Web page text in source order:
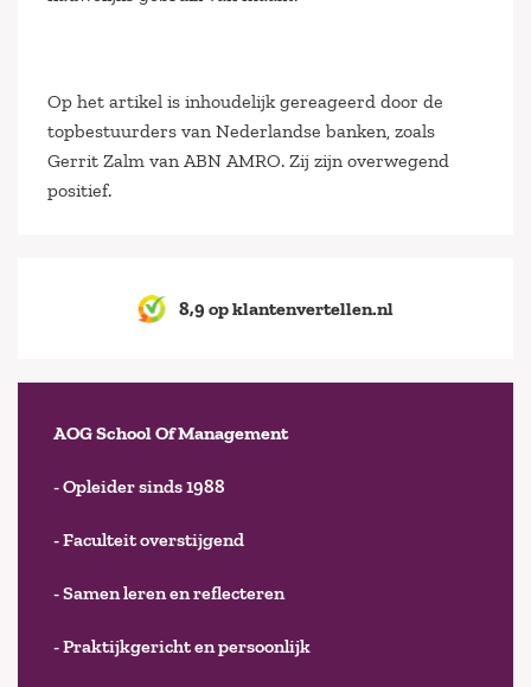
Op het artikel is inhoudelijk gereageerd door de
topbestuurders van Nederlandse banken, zoals
Gerrit Zalm van ABN AMRO. Zij zijn overwegend
positief.
8,9 op klantenvertellen.nl
AOG School Of Management
- Opleider sinds 1988
- Faculteit overstijgend
- Samen leren en reflecteren
- Praktijkgericht en persoonlijk